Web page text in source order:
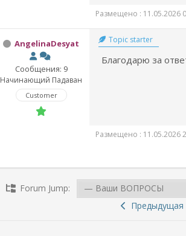
Размещено : 11.05.2026
AngelinaDesyat
Сообщения: 9
Начинающий Падаван
Customer
Topic starter
Благодарю за
Размещено : 11.05.2026
Forum Jump:
Предыдущая